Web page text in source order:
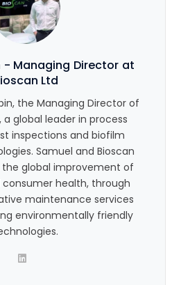
- Managing Director at
Ltd
the Managing Director of
a global leader in process
inspections and biofilm
Samuel and Bioscan
global improvement of
health, through
maintenance services
environmentally friendly